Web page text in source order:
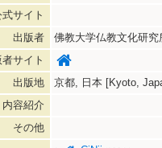
サイト
出版者
佛教大学仏教文化研究
サイト
出版地
京都, 日本 [Kyoto,
内容紹介
その他